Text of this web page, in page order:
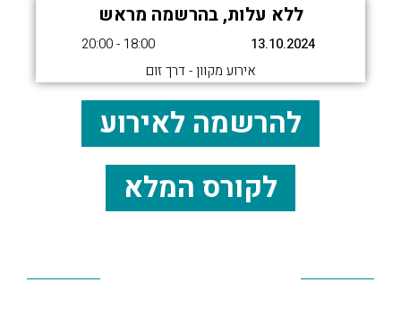
ללא עלות, בהרשמה מראש
13.10.2024
18:00 - 20:00
אירוע מקוון - דרך זום
להרשמה לאירוע
לקורס המלא